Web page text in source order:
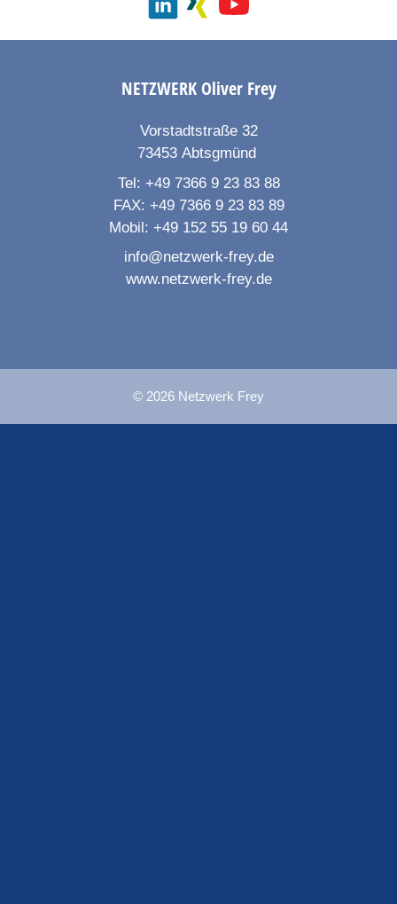
NETZWERKOliver Frey
Vorstadtstraße 32
73453 Abtsgmünd
Tel: +49 7366 9 23 83 88
FAX: +49 7366 9 23 83 89
Mobil: +49 152 55 19 60 44
info@netzwerk-frey.de
www.netzwerk-frey.de
© 2026 Netzwerk Frey